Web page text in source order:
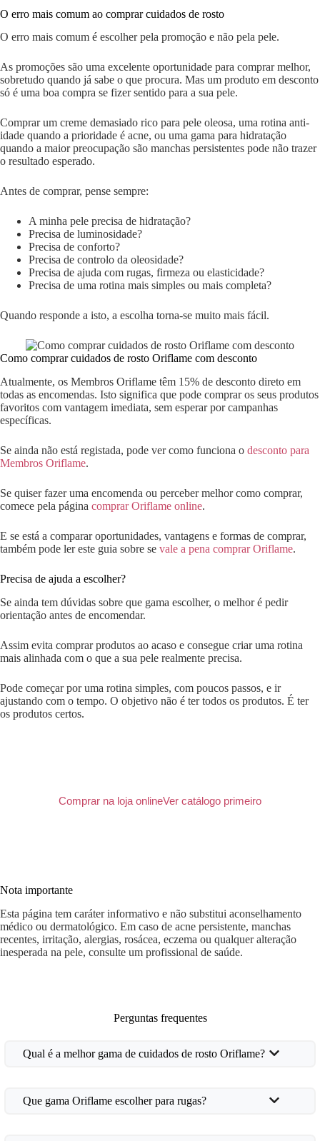
O erro mais comum ao comprar cuidados de rosto
O erro mais comum é escolher pela promoção e não pela pele.
As promoções são uma excelente oportunidade para comprar melhor,
sobretudo quando já sabe o que procura. Mas um produto em desconto
só é uma boa compra se fizer sentido para a sua pele.
Comprar um creme demasiado rico para pele oleosa, uma rotina anti-
idade quando a prioridade é acne, ou uma gama para hidratação
quando a maior preocupação são manchas persistentes pode não trazer
o resultado esperado.
Antes de comprar, pense sempre:
A minha pele precisa de hidratação?
Precisa de luminosidade?
Precisa de conforto?
Precisa de controlo da oleosidade?
Precisa de ajuda com rugas, firmeza ou elasticidade?
Precisa de uma rotina mais simples ou mais completa?
Quando responde a isto, a escolha torna-se muito mais fácil.
Como comprar cuidados de rosto Oriflame com desconto
Atualmente, os Membros Oriflame têm 15% de desconto direto em
todas as encomendas. Isto significa que pode comprar os seus produtos
favoritos com vantagem imediata, sem esperar por campanhas
específicas.
Se ainda não está registada, pode ver como funciona o desconto para
Membros Oriflame.
Se quiser fazer uma encomenda ou perceber melhor como comprar,
comece pela página comprar Oriflame online.
E se está a comparar oportunidades, vantagens e formas de comprar,
também pode ler este guia sobre se vale a pena comprar Oriflame.
Precisa de ajuda a escolher?
Se ainda tem dúvidas sobre que gama escolher, o melhor é pedir
orientação antes de encomendar.
Assim evita comprar produtos ao acaso e consegue criar uma rotina
mais alinhada com o que a sua pele realmente precisa.
Pode começar por uma rotina simples, com poucos passos, e ir
ajustando com o tempo. O objetivo não é ter todos os produtos. É ter
os produtos certos.
Comprar na loja onlineVer catálogo primeiro
Nota importante
Esta página tem caráter informativo e não substitui aconselhamento
médico ou dermatológico. Em caso de acne persistente, manchas
recentes, irritação, alergias, rosácea, eczema ou qualquer alteração
inesperada na pele, consulte um profissional de saúde.
Perguntas frequentes
Qual é a melhor gama de cuidados de rosto Oriflame?
Que gama Oriflame escolher para rugas?